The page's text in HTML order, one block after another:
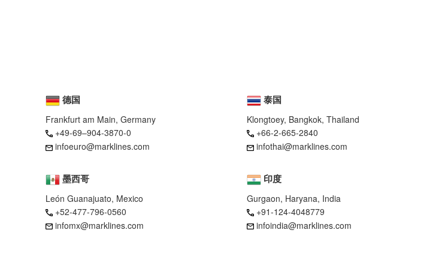
墨西哥
León Guanajuato, Mexico
+52-477-796-0560
infomx@marklines.com
德国
Frankfurt am Main, Germany
+49-69–904-3870-0
infoeuro@marklines.com
泰国
Klongtoey, Bangkok, Thailand
+66-2-665-2840
infothai@marklines.com
印度
Gurgaon, Haryana, India
+91-124-4048779
infoindia@marklines.com